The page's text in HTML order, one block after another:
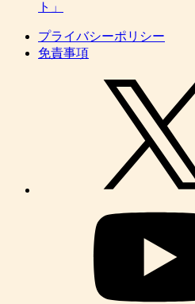
ト」
プライバシーポリシー
免責事項